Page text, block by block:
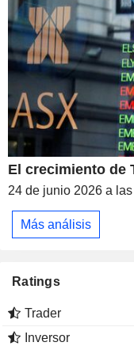
El crecimiento de
24 de junio 2026 a
Más análisis
Ratings
Trader
Inversor